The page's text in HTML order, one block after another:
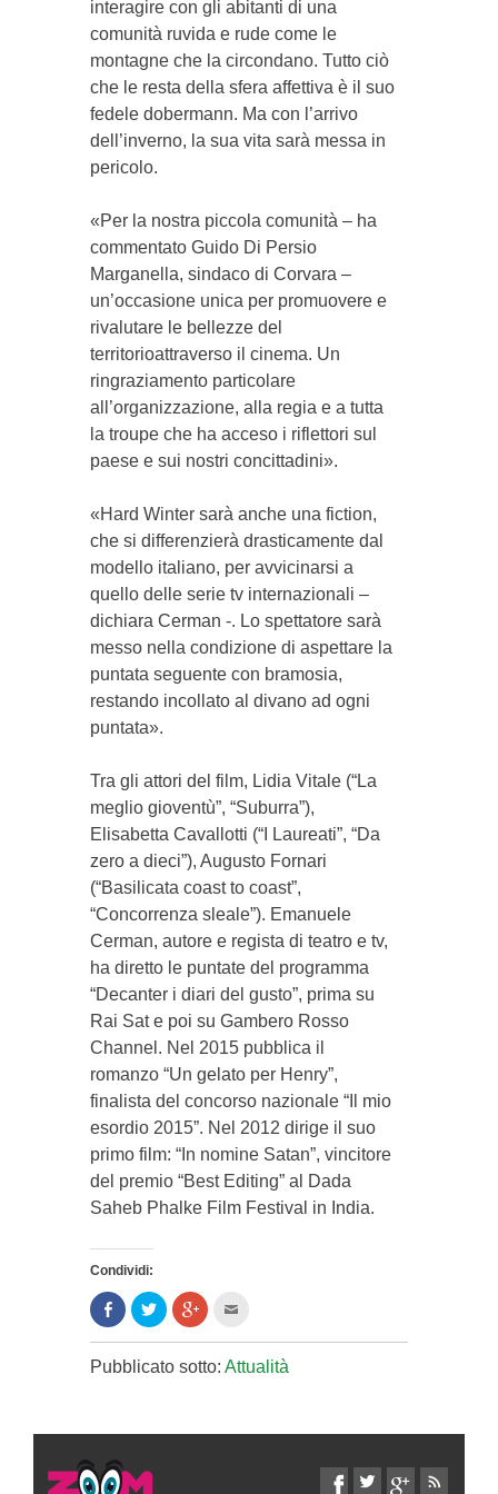
interagire con gli abitanti di una
comunità ruvida e rude come le
montagne che la circondano. Tutto ciò
che le resta della sfera affettiva è il suo
fedele dobermann. Ma con l’arrivo
dell’inverno, la sua vita sarà messa in
pericolo.
«Per la nostra piccola comunità – ha
commentato Guido Di Persio
Marganella, sindaco di Corvara –
un’occasione unica per promuovere e
rivalutare le bellezze del
territorioattraverso il cinema. Un
ringraziamento particolare
all’organizzazione, alla regia e a tutta
la troupe che ha acceso i riflettori sul
paese e sui nostri concittadini».
«Hard Winter sarà anche una fiction,
che si differenzierà drasticamente dal
modello italiano, per avvicinarsi a
quello delle serie tv internazionali –
dichiara Cerman -. Lo spettatore sarà
messo nella condizione di aspettare la
puntata seguente con bramosia,
restando incollato al divano ad ogni
puntata».
Tra gli attori del film, Lidia Vitale (“La
meglio gioventù”, “Suburra”),
Elisabetta Cavallotti (“I Laureati”, “Da
zero a dieci”), Augusto Fornari
(“Basilicata coast to coast”,
“Concorrenza sleale”). Emanuele
Cerman, autore e regista di teatro e tv,
ha diretto le puntate del programma
“Decanter i diari del gusto”, prima su
Rai Sat e poi su Gambero Rosso
Channel. Nel 2015 pubblica il
romanzo “Un gelato per Henry”,
finalista del concorso nazionale “Il mio
esordio 2015”. Nel 2012 dirige il suo
primo film: “In nomine Satan”, vincitore
del premio “Best Editing” al Dada
Saheb Phalke Film Festival in India.
Condividi:
Condividi
su
Facebook
(Si
apre
in
Clicca
per
condividere
su
Twitter
(Si
finestra)
Clicca
per
su
Google+
(Si
finestra)
l'articolo
via
mail
apre
Pubblicato sotto: Attualità